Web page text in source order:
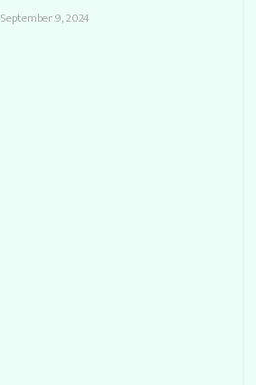
September 9, 2024